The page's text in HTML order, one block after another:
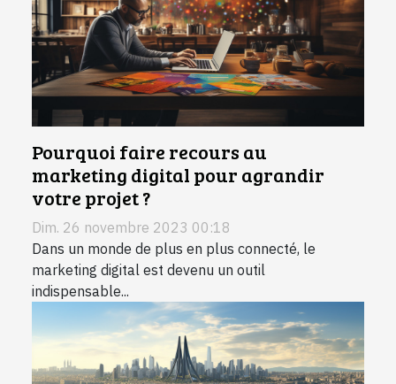
Pourquoi faire recours au
marketing digital pour agrandir
votre projet ?
Dim. 26 novembre 2023 00:18
Dans un monde de plus en plus connecté, le
marketing digital est devenu un outil
indispensable...